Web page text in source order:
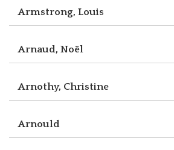
Armstrong, Louis
Arnaud, Noël
Arnothy, Christine
Arnould